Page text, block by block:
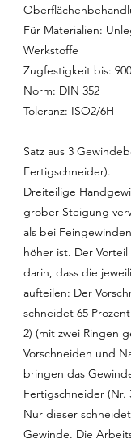
Für Materialien:
Werkstoffe
Zugfestigkeit bis:
Norm: DIN 352
Toleranz: ISO2/6H
Satz aus 3
Fertigschneider).
Dreiteilige
grober Steigung
als bei
höher ist. Der
darin, dass die
aufteilen: Der
schneidet 65
2) (mit zwei Ringen
Vorschneiden und
bringen das
Fertigschneider (Nr.
Nur dieser
Gewinde. Die